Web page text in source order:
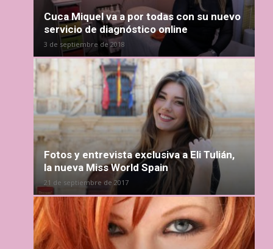
Cuca Miquel va a por todas con su nuevo
servicio de diagnóstico online
3 de septiembre de 2018
Fotos y entrevista exclusiva a Eli Tulián,
la nueva Miss World Spain
21 de septiembre de 2017